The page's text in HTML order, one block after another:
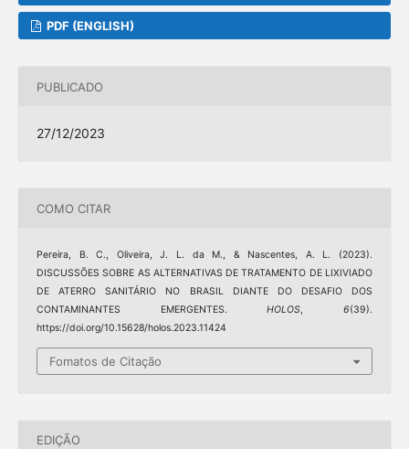
PDF (ENGLISH)
PUBLICADO
27/12/2023
COMO CITAR
Pereira, B. C., Oliveira, J. L. da M., & Nascentes, A. L. (2023).
DISCUSSÕES SOBRE AS ALTERNATIVAS DE TRATAMENTO DE LIXIVIADO
DE ATERRO SANITÁRIO NO BRASIL DIANTE DO DESAFIO DOS
CONTAMINANTES EMERGENTES.HOLOS,6(39).
https://doi.org/10.15628/holos.2023.11424
Fomatos de Citação
EDIÇÃO